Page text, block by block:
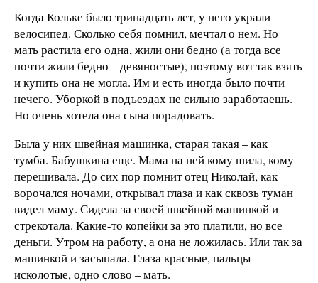
Когда Кольке было тринадцать лет, у него украли
велосипед. Сколько себя помнил, мечтал о нем. Но
мать растила его одна, жили они бедно (а тогда все
почти жили бедно – девяностые), поэтому вот так взять
и купить она не могла. Им и есть иногда было почти
нечего. Уборкой в подъездах не сильно заработаешь.
Но очень хотела она сына порадовать.
Была у них швейная машинка, старая такая – как
тумба. Бабушкина еще. Мама на ней кому шила, кому
перешивала. До сих пор помнит отец Николай, как
ворочался ночами, открывал глаза и как сквозь туман
видел маму. Сидела за своей швейной машинкой и
стрекотала. Какие-то копейки за это платили, но все
деньги. Утром на работу, а она не ложилась. Или так за
машинкой и засыпала. Глаза красные, пальцы
исколотые, одно слово – мать.